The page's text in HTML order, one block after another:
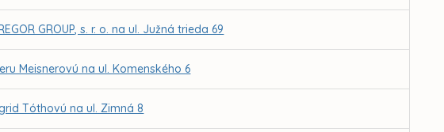
GROUP, s. r. o. na ul. Južná trieda 69
Meisnerovú na ul. Komenského 6
Tóthovú na ul. Zimná 8